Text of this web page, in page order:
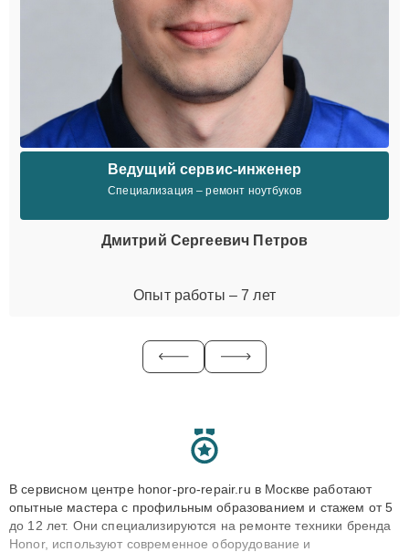
Ведущий сервис-инженер
Специализация – ремонт ноутбуков
Дмитрий Сергеевич Петров
Опыт работы – 7 лет
В сервисном центре honor-pro-repair.ru в Москве работают
опытные мастера с профильным образованием и стажем от 5
до 12 лет. Они специализируются на ремонте техники бренда
Honor, используют современное оборудование и